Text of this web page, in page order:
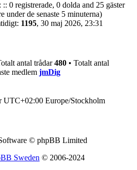
0 registrerade, 0 dolda and 25 gäster
under de senaste 5 minuterna)
1195, 30 maj 2026, 23:31
antal trådar480 • Totalt antal
medlem jmDig
UTC+02:00 Europe/Stockholm
© phpBB Limited
Sweden © 2006-2024